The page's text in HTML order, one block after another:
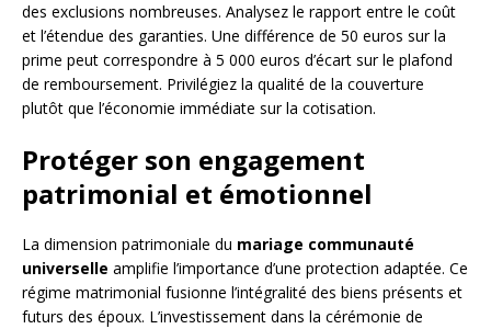
des exclusions nombreuses. Analysez le rapport entre le coût
et l’étendue des garanties. Une différence de 50 euros sur la
prime peut correspondre à 5 000 euros d’écart sur le plafond
de remboursement. Privilégiez la qualité de la couverture
plutôt que l’économie immédiate sur la cotisation.
Protéger son engagement
patrimonial et émotionnel
La dimension patrimoniale du mariage communauté
universelle amplifie l’importance d’une protection adaptée. Ce
régime matrimonial fusionne l’intégralité des biens présents et
futurs des époux. L’investissement dans la cérémonie de